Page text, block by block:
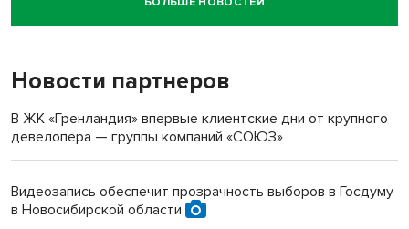
Новосибирский суд наказал водителя за смерть
пенсионерки на вокзале
Новости партнеров
В ЖК «Гренландия» впервые клиентские дни от крупного
девелопера — группы компаний «СОЮЗ»
Видеозапись обеспечит прозрачность выборов в Госдуму
в Новосибирской области